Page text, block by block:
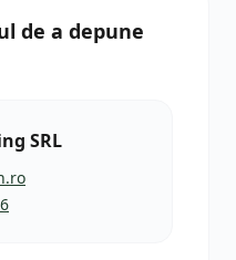
de a depune
SRL